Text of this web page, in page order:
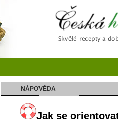
NÁPOVĚDA
Jak se